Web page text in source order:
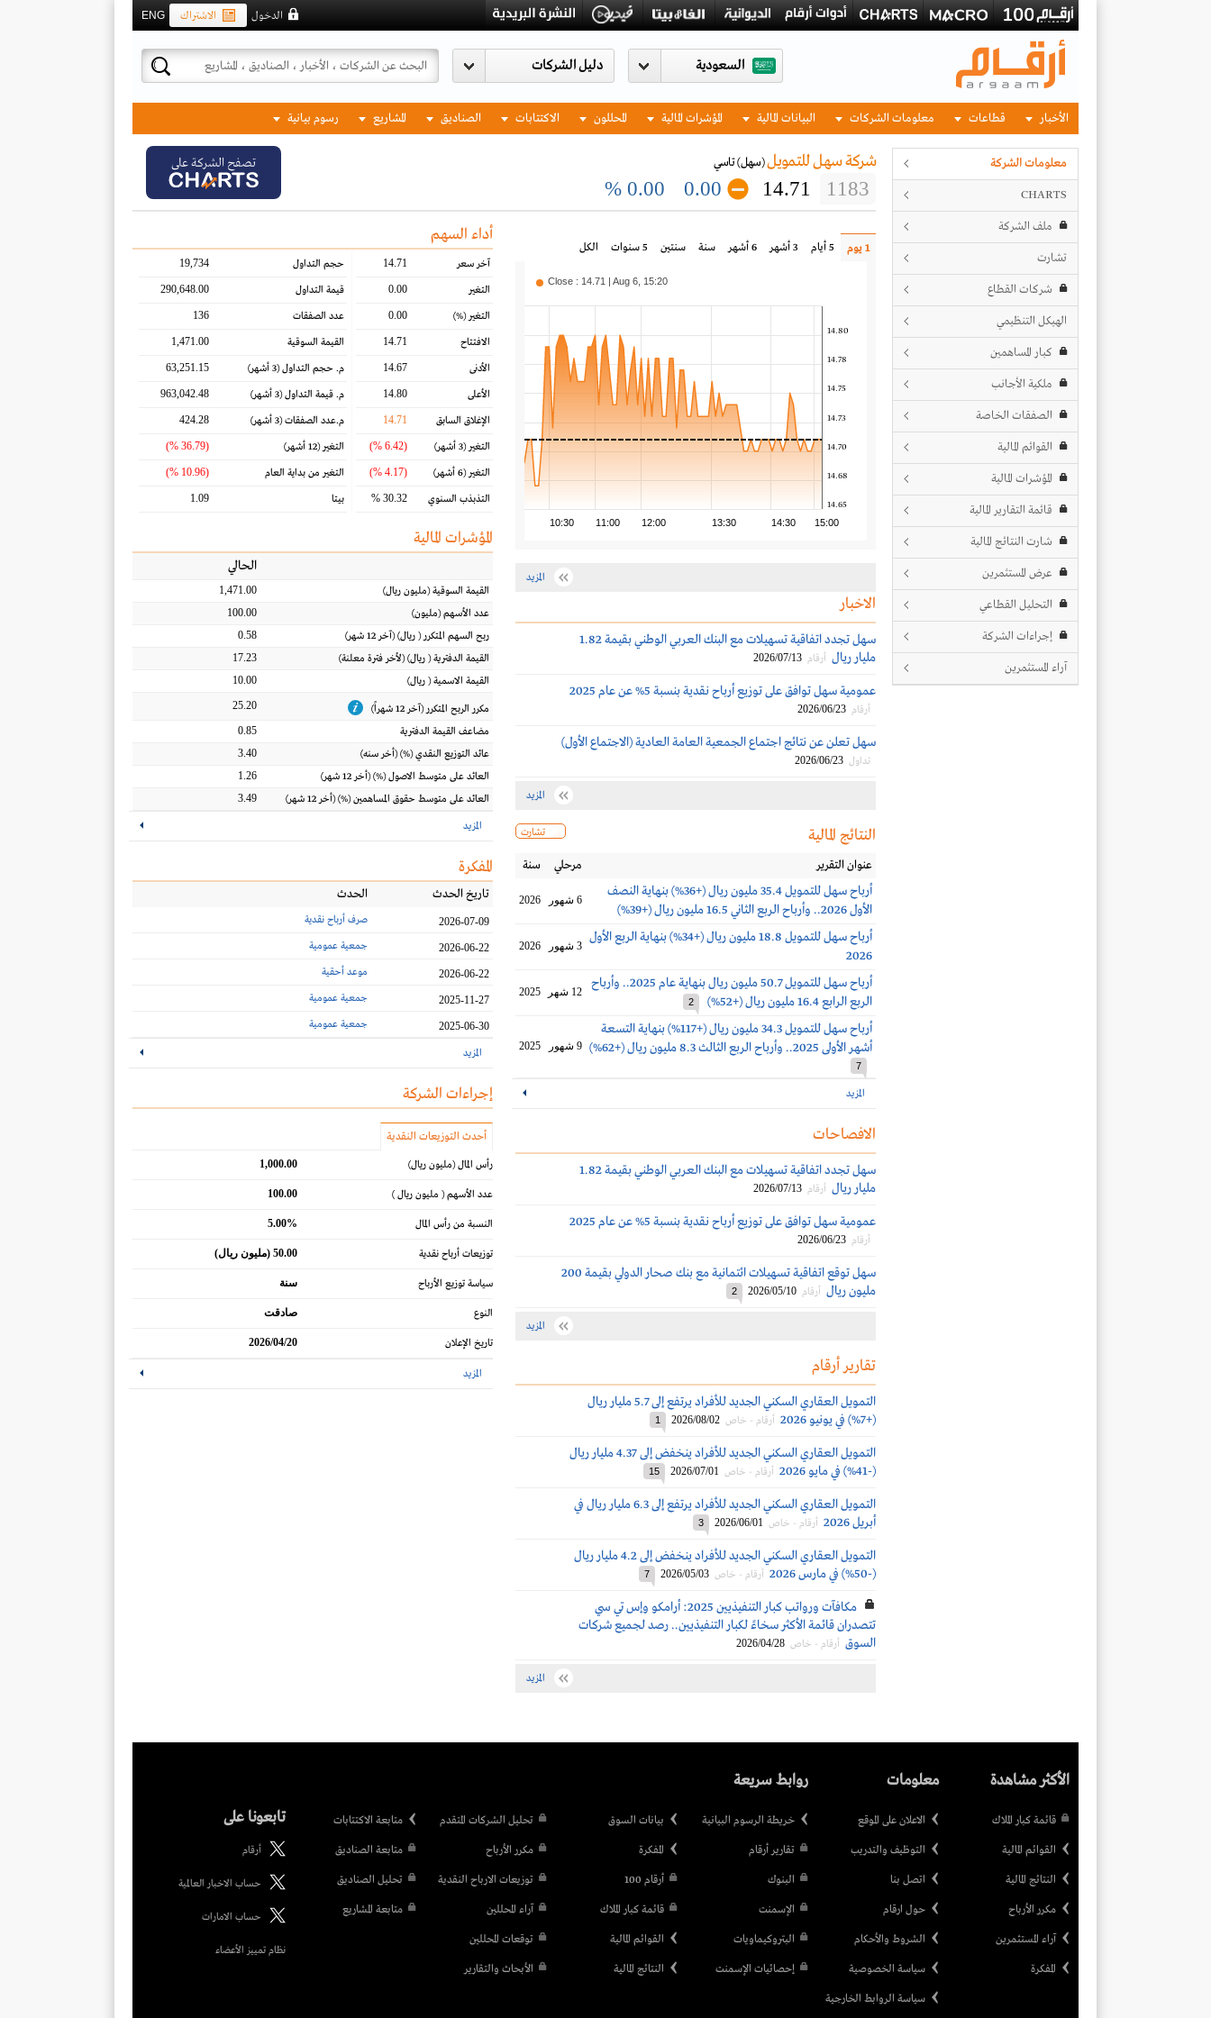
ENG الاشتراك الدخول
السعودية
الأخبار قطاعات معلومات الشركات البيانات المالية المؤشرات المالية المحللون الاكتتابات الصناديق المشاريع رسوم بيانية
معلومات الشركة
CHARTS
ملف الشركة
تشارت
شركات القطاع
الهيكل التنظيمي
كبار المساهمين
ملكية الأجانب
الصفقات الخاصة
القوائم المالية
المؤشرات المالية
قائمة التقارير المالية
شارت النتائج المالية
عرض المستثمرين
التحليل القطاعي
إجراءات الشركة
آراء المستثمرين
شركة سهل للتمويل(سهل)تاسي
1183
14.71
0.00
0.00 %
تصفح الشركة على
1 يوم 5 أيام 3 أشهر 6 أشهر سنة سنتين 5 سنوات الكل
10:30 11:00 12:00 13:30 14:30 15:00
14.65
14.68
14.70
14.73
14.75
14.78
14.80
Close : 14.71 | Aug 6, 15:20
المزيد
الاخبار
سهل تجدد اتفاقية تسهيلات مع البنك العربي الوطني بقيمة 1.82
مليار ريال أرقام 2026/07/13
عمومية سهل توافق على توزيع أرباح نقدية بنسبة 5% عن عام 2025
أرقام 2026/06/23
سهل تعلن عن نتائج اجتماع الجمعية العامة العادية (الاجتماع الأول)
تداول 2026/06/23
المزيد
تشارت النتائج المالية
عنوان التقرير مرحلي سنة
أرباح سهل للتمويل 35.4 مليون ريال (+36%) بنهاية النصف
الأول 2026.. وأرباح الربع الثاني 16.5 مليون ريال (+39%)
6 شهور 2026
أرباح سهل للتمويل 18.8 مليون ريال (+34%) بنهاية الربع الأول
2026
3 شهور 2026
أرباح سهل للتمويل 50.7 مليون ريال بنهاية عام 2025.. وأرباح
الربع الرابع 16.4 مليون ريال (+52%)
2
12 شهر 2025
أرباح سهل للتمويل 34.3 مليون ريال (+117%) بنهاية التسعة
أشهر الأولى 2025.. وأرباح الربع الثالث 8.3 مليون ريال (+62%)
7
9 شهور 2025
المزيد
الافصاحات
سهل تجدد اتفاقية تسهيلات مع البنك العربي الوطني بقيمة 1.82
مليار ريال أرقام 2026/07/13
عمومية سهل توافق على توزيع أرباح نقدية بنسبة 5% عن عام 2025
أرقام 2026/06/23
سهل توقع اتفاقية تسهيلات ائتمانية مع بنك صحار الدولي بقيمة 200
مليون ريال أرقام 2026/05/10
2
المزيد
تقارير أرقام
التمويل العقاري السكني الجديد للأفراد يرتفع إلى 5.7 مليار ريال
(+7%) في يونيو 2026
أرقام - خاص 2026/08/02
1
التمويل العقاري السكني الجديد للأفراد ينخفض إلى 4.37 مليار ريال
(-41%) في مايو 2026
أرقام - خاص 2026/07/01
15
التمويل العقاري السكني الجديد للأفراد يرتفع إلى 6.3 مليار ريال في
أبريل 2026
أرقام - خاص 2026/06/01
3
التمويل العقاري السكني الجديد للأفراد ينخفض إلى 4.2 مليار ريال
(-50%) في مارس 2026
أرقام - خاص 2026/05/03
7
مكافآت ورواتب كبار التنفيذيين 2025: أرامكو وإس تي سي
تتصدران قائمة الأكثر سخاءً لكبار التنفيذيين.. رصد لجميع شركات
السوق أرقام - خاص 2026/04/28
المزيد
أداء السهم
آخر سعر 14.71
التغير 0.00
التغير(%)
0.00
الافتتاح 14.71
الأدنى 14.67
الأعلى 14.80
الإغلاق السابق 14.71
التغير(3 أشهر) (6.42 %)
التغير(6 أشهر) (4.17 %)
التذبذب السنوي 30.32 %
حجم التداول 19,734
قيمة التداول 290,648.00
عدد الصفقات 136
القيمة السوقية 1,471.00
م. حجم التداول(3 أشهر) 63,251.15
م. قيمة التداول(3 أشهر) 963,042.48
م.عدد الصفقات(3 أشهر) 424.28
التغير(12 أشهر) (36.79 %)
التغير من بداية العام (10.96 %)
بيتا 1.09
المؤشرات المالية
الحالي
القيمة السوقية(مليون ريال)
1,471.00
عدد الأسهم(مليون)
100.00
ربح السهم المتكرر( ريال) (آخر 12 شهر)
0.58
القيمة الدفترية( ريال) (لأخر فترة معلنة)
17.23
القيمة الاسمية( ريال)
10.00
مكرر الربح المتكرر (آخر 12 شهراً) 25.20
مضاعف القيمة الدفترية
0.85
عائد التوزيع النقدي(%) (أخر سنه)
3.40
العائد على متوسط الاصول(%) (أخر 12 شهر)
1.26
العائد على متوسط حقوق المساهمين(%) (أخر 12 شهر) 3.49
المزيد
المفكرة
تاريخ الحدث الحدث
2026-07-09 صرف أرباح نقدية
2026-06-22 جمعية عمومية
2026-06-22 موعد أحقية
2025-11-27 جمعية عمومية
2025-06-30 جمعية عمومية
المزيد
إجراءات الشركة
أحدث التوزيعات النقدية
رأس المال(مليون ريال) 1,000.00
عدد الأسهم( مليون ريال ) 100.00
النسبة من رأس المال 5.00%
توزيعات أرباح نقدية 50.00 (مليون ريال)
سياسة توزيع الأرباح سنة
النوع صادقت
تاريخ الإعلان 2026/04/20
المزيد
الأكثر مشاهدة
قائمة كبار الملاك
القوائم المالية
النتائج المالية
مكرر الأرباح
آراء المستثمرين
المفكرة
معلومات
الاعلان على الموقع
التوظيف والتدريب
اتصل بنا
حول ارقام
الشروط والأحكام
سياسة الخصوصية
سياسة الروابط الخارجية
روابط سريعة
خريطة الرسوم البيانية
تقارير أرقام
البنوك
الإسمنت
البتروكيماويات
إحصائيات الإسمنت
بيانات السوق
المفكرة
أرقام 100
قائمة كبار الملاك
القوائم المالية
النتائج المالية
تحليل الشركات المتقدم
مكرر الأرباح
توزيعات الارباح النقدية
آراء المحللين
توقعات المحللين
الأبحاث والتقارير
متابعة الاكتتابات
متابعة الصناديق
تحليل الصناديق
متابعة المشاريع
تابعونا على
أرقام
حساب الاخبار العالمية
حساب الامارات
نظام تمييز الأعضاء